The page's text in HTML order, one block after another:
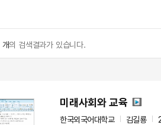
개의 검색결과가 있습니다.
미래사회와 교육
한국외국어대학교 김길룡